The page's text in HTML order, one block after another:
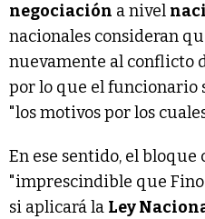
negociación a nivel
nacionales consideran
nuevamente al conflicto
por lo que el funcionario
"los motivos por los
En ese sentido, el bloque
"imprescindible que
si aplicará la Ley